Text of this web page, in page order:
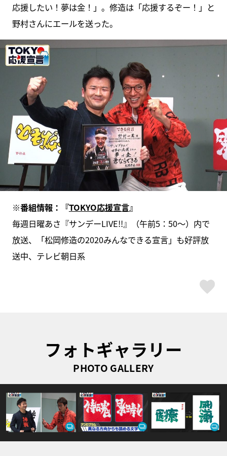
応援したい！夢は金！」。修造は「応援するぞー！」と
野村さんにエールを送った。
※番組情報：『TOKYO応援宣言』
毎週日曜あさ『サンデーLIVE!!』（午前5：50～）内で
放送、「松岡修造の2020みんなできる宣言」も好評放
送中、テレビ朝日系
フォトギャラリー
PHOTO GALLERY